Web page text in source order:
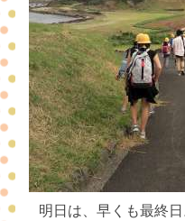
明日は、早くも最終